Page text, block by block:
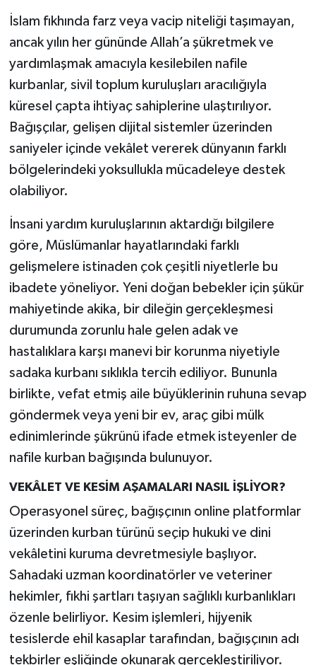
İslam fıkhında farz veya vacip niteliği taşımayan,
ancak yılın her gününde Allah’a şükretmek ve
yardımlaşmak amacıyla kesilebilen nafile
kurbanlar, sivil toplum kuruluşları aracılığıyla
küresel çapta ihtiyaç sahiplerine ulaştırılıyor.
Bağışçılar, gelişen dijital sistemler üzerinden
saniyeler içinde vekâlet vererek dünyanın farklı
bölgelerindeki yoksullukla mücadeleye destek
olabiliyor.
İnsani yardım kuruluşlarının aktardığı bilgilere
göre, Müslümanlar hayatlarındaki farklı
gelişmelere istinaden çok çeşitli niyetlerle bu
ibadete yöneliyor. Yeni doğan bebekler için şükür
mahiyetinde akika, bir dileğin gerçekleşmesi
durumunda zorunlu hale gelen adak ve
hastalıklara karşı manevi bir korunma niyetiyle
sadaka kurbanı sıklıkla tercih ediliyor. Bununla
birlikte, vefat etmiş aile büyüklerinin ruhuna sevap
göndermek veya yeni bir ev, araç gibi mülk
edinimlerinde şükrünü ifade etmek isteyenler de
nafile kurban bağışında bulunuyor.
VEKÂLET VE KESİM AŞAMALARI NASIL İŞLİYOR?
Operasyonel süreç, bağışçının online platformlar
üzerinden kurban türünü seçip hukuki ve dini
vekâletini kuruma devretmesiyle başlıyor.
Sahadaki uzman koordinatörler ve veteriner
hekimler, fıkhi şartları taşıyan sağlıklı kurbanlıkları
özenle belirliyor. Kesim işlemleri, hijyenik
tesislerde ehil kasaplar tarafından, bağışçının adı
tekbirler eşliğinde okunarak gerçekleştiriliyor.